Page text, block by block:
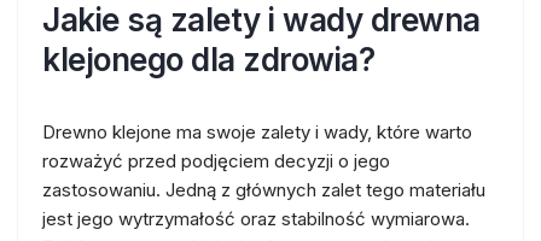
Jakie są zalety i wady drewna
klejonego dla zdrowia?
Drewno klejone ma swoje zalety i wady, które warto
rozważyć przed podjęciem decyzji o jego
zastosowaniu. Jedną z głównych zalet tego materiału
jest jego wytrzymałość oraz stabilność wymiarowa.